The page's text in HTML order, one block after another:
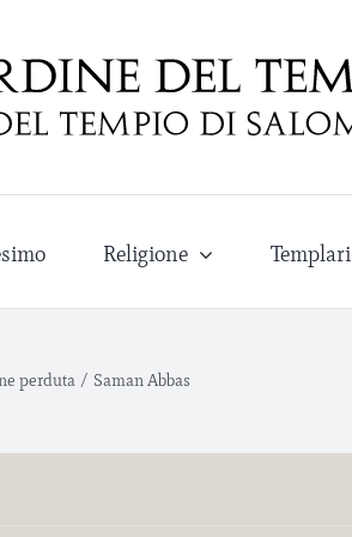
Religione Templari
perduta / Saman Abbas